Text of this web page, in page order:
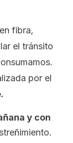
fibra,
el tránsito
por el
y con